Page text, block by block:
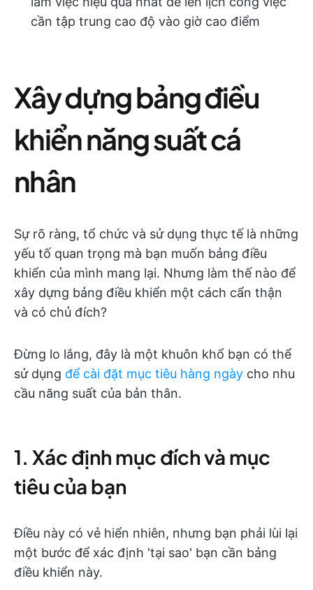
cần tập trung cao độ vào giờ cao điểm
Xây dựng bảng điều
khiển năng suất cá
nhân
Sự rõ ràng, tổ chức và sử dụng thực tế là những
yếu tố quan trọng mà bạn muốn bảng điều
khiển của mình mang lại. Nhưng làm thế nào để
xây dựng bảng điều khiển một cách cẩn thận
và có chủ đích?
Đừng lo lắng, đây là một khuôn khổ bạn có thể
sử dụng để cài đặt mục tiêu hàng ngày cho nhu
cầu năng suất của bản thân.
1. Xác định mục đích và mục
tiêu của bạn
Điều này có vẻ hiển nhiên, nhưng bạn phải lùi lại
một bước để xác định 'tại sao' bạn cần bảng
điều khiển này.